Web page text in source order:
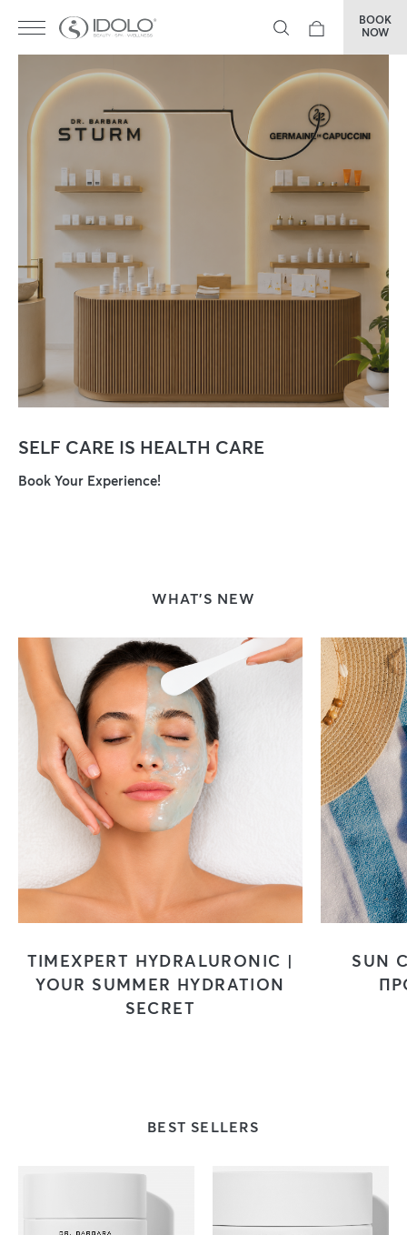
BOOK
NOW
SELF CARE IS HEALTH CARE
Book Your Experience!
WHAT’S NEW
TIMEXPERT HYDRALURONIC |
YOUR SUMMER HYDRATION
SECRET
SUN
BEST SELLERS